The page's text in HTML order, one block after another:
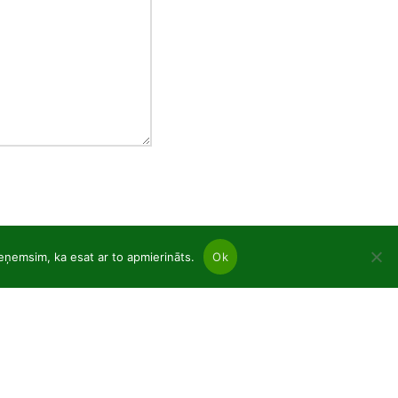
ka esat ar to apmierināts. Ok